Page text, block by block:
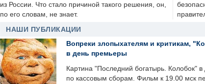
из России. Что стало причиной такого решения, он,
по его словам, не знает.
НАШИ ПУБЛИКАЦИИ
Вопреки злопыхателям и критикам,
в день премьеры
Картина "Последний богатырь. Колобок"
по кассовым сборам. Фильм к 19.00 мск